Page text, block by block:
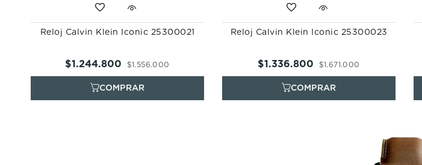
Reloj Calvin Klein Iconic 25300021
$1.556.000
$1.244.800
Reloj Calvin Klein Iconic 25300023
$1.671.000
$1.336.800